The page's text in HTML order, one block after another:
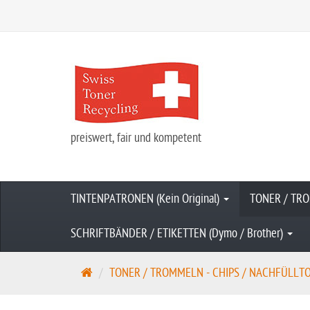
preiswert, fair und kompetent
TINTENPATRONEN (Kein Original) TONER /
SCHRIFTBÄNDER / ETIKETTEN (Dymo / Brother)
S
TONER / TROMMELN - CHIPS /